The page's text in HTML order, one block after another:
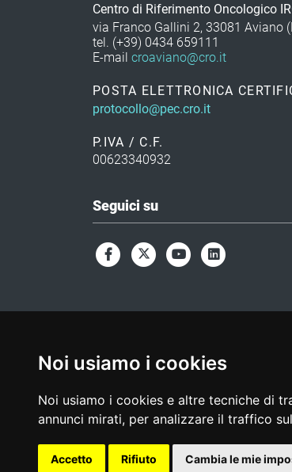
Noi usiamo i cookies
Noi usiamo i cookies e altre tecniche di
annunci mirati, per analizzare il traffico
Accetto Rifiuto Cambia le mie
Centro di Riferimento Oncologico
via Franco Gallini 2, 33081 Aviano
tel. (+39) 0434 659111
E-mail croaviano@cro.it
POSTA ELETTRONICA
protocollo@pec.cro.it
P.IVA / C.F.
00623340932
Seguici su